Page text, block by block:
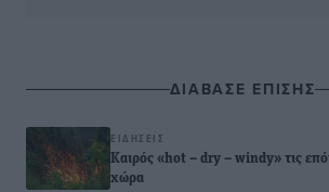
ΔΙΑΒΑΣΕ ΕΠΙΣΗΣ
ΕΙΔΉΣΕΙΣ
Καιρός «hot – dry – windy» τις
χώρα